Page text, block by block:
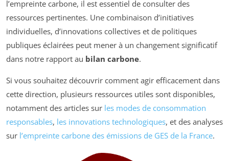
l’empreinte carbone, il est essentiel de consulter des
ressources pertinentes. Une combinaison d’initiatives
individuelles, d’innovations collectives et de politiques
publiques éclairées peut mener à un changement significatif
dans notre rapport au bilan carbone.
Si vous souhaitez découvrir comment agir efficacement dans
cette direction, plusieurs ressources utiles sont disponibles,
notamment des articles sur les modes de consommation
responsables, les innovations technologiques, et des analyses
sur l’empreinte carbone des émissions de GES de la France.